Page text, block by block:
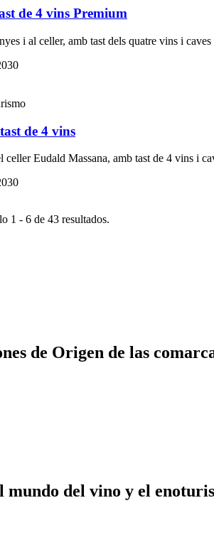
de 4 vins Premium
i al celler, amb tast dels quatre vins i
de 4 vins
celler Eudald Massana, amb tast de 4 vins i
1 - 6 de 43 resultados.
de Origen de las
mundo del vino y el